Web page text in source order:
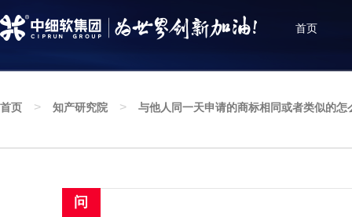
首页
知产研究院
首页 > 知产研究院 > 与他人同一天申请的商标相同或者类似的怎